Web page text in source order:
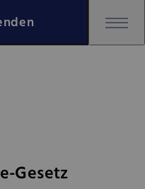
Gesetz